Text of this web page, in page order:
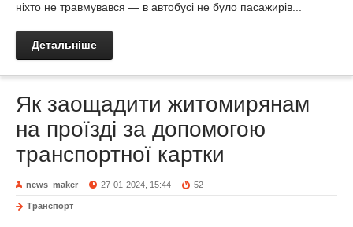
ніхто не травмувався — в автобусі не було пасажирів...
Детальніше
Як заощадити житомирянам
на проїзді за допомогою
транспортної картки
news_maker 27-01-2024, 15:44 52
Транспорт